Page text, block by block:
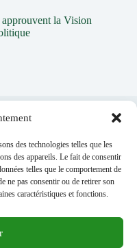
des technologies telles que les
des appareils. Le fait de consentir
telles que le comportement de
ne pas consentir ou de retirer son
caractéristiques et fonctions.
la Vision
un commentaire.